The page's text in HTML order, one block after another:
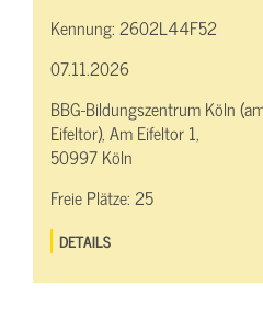
Kennung:2602L44F52
07.11.2026
BBG-Bildungszentrum Köln
Eifeltor), Am Eifeltor 1,
50997 Köln
Freie Plätze:25
DETAILS